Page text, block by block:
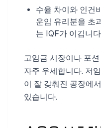
수율 차이와 인건
운임 유리분을 초
는 IQF가 이깁니
고임금 시장이나 포
자주 우세합니다. 저
이 잘 갖춰진 공장에
있습니다.